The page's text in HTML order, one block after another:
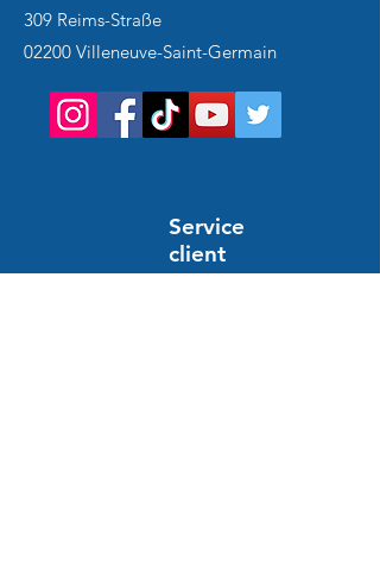
309 Reims-Straße
02200 Villeneuve-Saint-Germain
Service
client